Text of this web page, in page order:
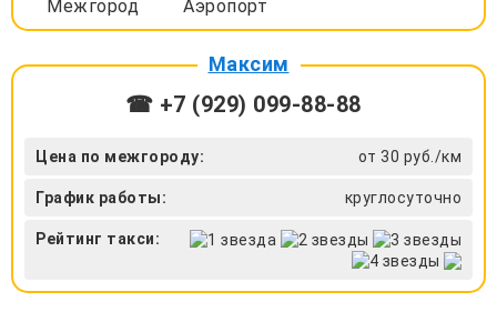
Межгород Аэропорт
Максим
☎ +7 (929) 099-88-88
Цена по межгороду: от 30 руб./км
График работы: круглосуточно
Рейтинг такси: